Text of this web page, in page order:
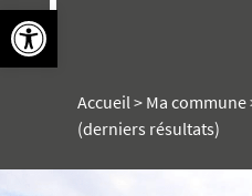
Accueil> Ma commune
(derniers résultats)
Ouvrir la barre d’outils